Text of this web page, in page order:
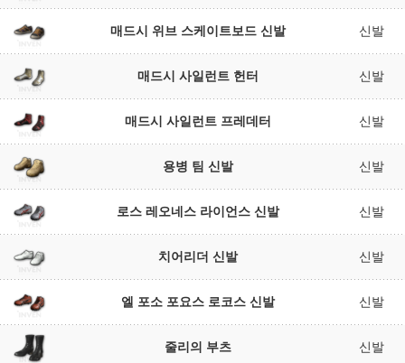
매드시 위브 스케이트보드 신발 신발
매드시 사일런트 헌터 신발
매드시 사일런트 프레데터 신발
용병 팀 신발 신발
로스 레오네스 라이언스 신발 신발
치어리더 신발 신발
엘 포소 포요스 로코스 신발 신발
줄리의 부츠 신발